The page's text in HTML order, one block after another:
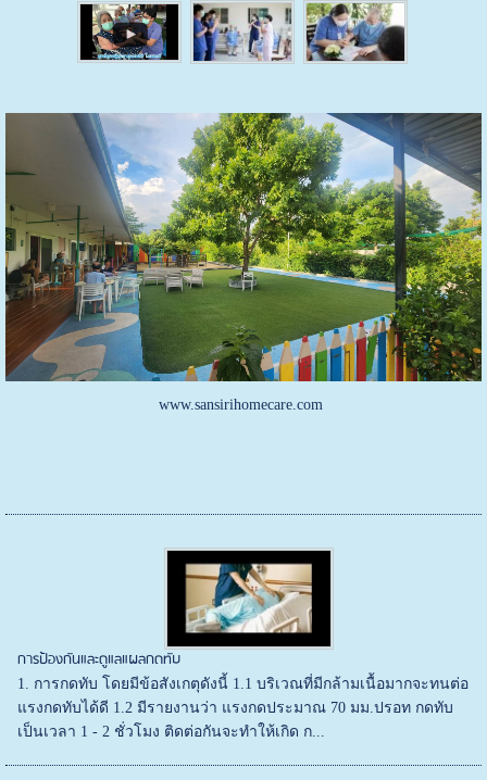
www.sansirihomecare.com
การป้องกันและดูแลแผลกดทับ
1. การกดทับ โดยมีข้อสังเกตุดังนี้ 1.1 บริเวณที่มีกล้ามเนื้อมากจะทนต่อ
แรงกดทับได้ดี 1.2 มีรายงานว่า แรงกดประมาณ 70 มม.ปรอท กดทับ
เป็นเวลา 1 - 2 ชั่วโมง ติดต่อกันจะทำให้เกิด ก...